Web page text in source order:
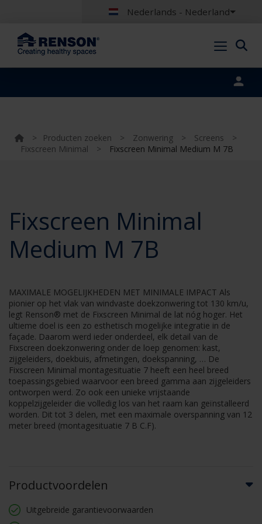
Nederlands - Nederland
> Producten zoeken > Zonwering > Screens
>
Fixscreen Minimal
> Fixscreen Minimal Medium M 7B
Fixscreen Minimal
Medium M 7B
MAXIMALE MOGELIJKHEDEN MET MINIMALE IMPACT Als
pionier op het vlak van windvaste doekzonwering tot 130 km/u,
legt Renson® met de Fixscreen Minimal de lat nóg hoger. Het
ultieme doel is een zo esthetisch mogelijke integratie in de
façade. Daarom werd ieder onderdeel, elk detail van de
Fixscreen doekzonwering onder de loep genomen: kast,
zijgeleiders, doekbuis, afmetingen, doekspanning, … De
Fixscreen Minimal montagesituatie 7 heeft een heel breed
toepassingsgebied waarvoor een breed gamma aan zijgeleiders
ontworpen werd. Zo ook een unieke vrijstaande
koppelzijgeleider die volledig los van het raam kan geïnstalleerd
worden. Dit tot 3 delen, met een maximale overspanning van 12
meter breed (montagesituatie 7 B C.F).
Productvoordelen
Uitgebreide garantievoorwaarden